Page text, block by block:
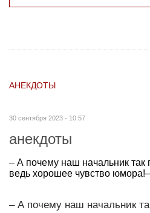
АНЕКДОТЫ
30 сентября 2023 - 10:57
анекдоты
– А почему наш начальник так
ведь хорошее чувство
– А почему наш начальник